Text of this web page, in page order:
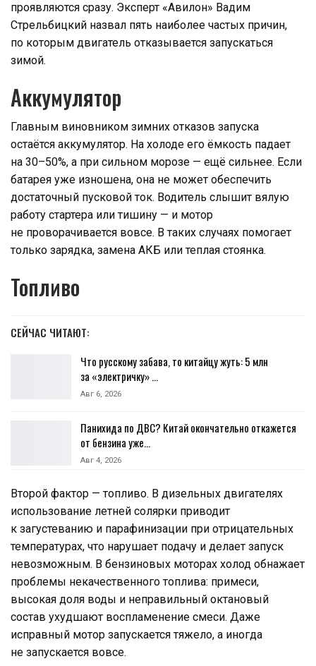
проявляются сразу. Эксперт «Авилон» Вадим
Стрельбицкий назвал пять наиболее частых причин,
по которым двигатель отказывается запускаться
зимой.
Аккумулятор
Главным виновником зимних отказов запуска
остаётся аккумулятор. На холоде его ёмкость падает
на 30–50%, а при сильном морозе — ещё сильнее. Если
батарея уже изношена, она не может обеспечить
достаточный пусковой ток. Водитель слышит вялую
работу стартера или тишину — и мотор
не проворачивается вовсе. В таких случаях помогает
только зарядка, замена АКБ или теплая стоянка.
Топливо
СЕЙЧАС ЧИТАЮТ:
Что русскому забава, то китайцу жуть: 5 млн
за «электричку» …
Авг 6, 2026
Панихида по ДВС? Китай окончательно откажется
от бензина уже…
Авг 4, 2026
Второй фактор — топливо. В дизельных двигателях
использование летней солярки приводит
к загустеванию и парафинизации при отрицательных
температурах, что нарушает подачу и делает запуск
невозможным. В бензиновых моторах холод обнажает
проблемы некачественного топлива: примеси,
высокая доля воды и неправильный октановый
состав ухудшают воспламенение смеси. Даже
исправный мотор запускается тяжело, а иногда
не запускается вовсе.